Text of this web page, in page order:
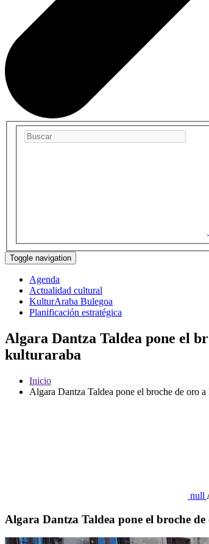
Toggle navigation
Agenda
Actualidad cultural
KulturAraba Bulegoa
Planificación estratégica
Algara Dantza Taldea pone el
kulturaraba
Inicio
Algara Dantza Taldea pone el broche de oro
null
Algara Dantza Taldea pone el broche